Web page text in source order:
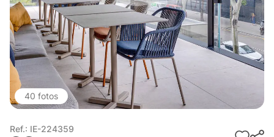
40 fotos
Ref.: IE-224359